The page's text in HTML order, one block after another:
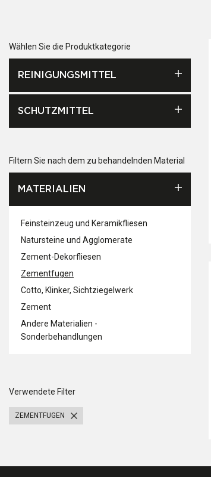
Wählen Sie die Produktkategorie
REINIGUNGSMITTEL
SCHUTZMITTEL
Filtern Sie nach dem zu behandelnden Material
MATERIALIEN
Feinsteinzeug und Keramikfliesen
Natursteine und Agglomerate
Zement-Dekorfliesen
Zementfugen
Cotto, Klinker, Sichtziegelwerk
Zement
Andere Materialien -
Sonderbehandlungen
Verwendete Filter
ZEMENTFUGEN